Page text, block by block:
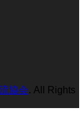
協会. All Rights